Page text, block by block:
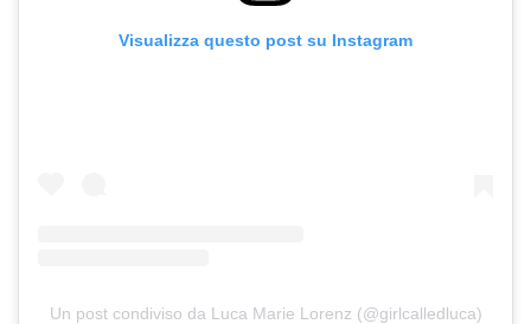
Visualizza questo post su Instagram
Un post condiviso da Luca Marie Lorenz (@girlcalledluca)